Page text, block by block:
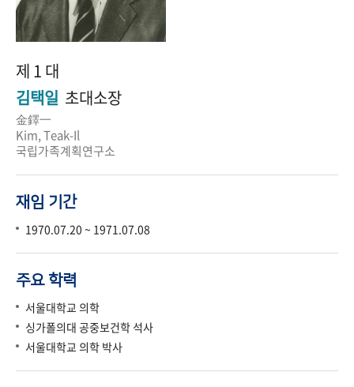
제 1 대
김택일 초대소장
金鐸一
Kim, Teak-Il
국립가족계획연구소
재임 기간
1970.07.20 ~ 1971.07.08
주요 학력
서울대학교 의학
싱가폴의대 공중보건학 석사
서울대학교 의학 박사